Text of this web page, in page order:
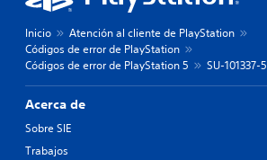
Inicio
Atención al cliente de PlayStation
Códigos de error de PlayStation
Códigos de error de PlayStation 5
SU-101337-5
Acerca de
Sobre SIE
Trabajos